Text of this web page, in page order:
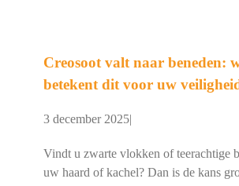
Creosoot valt naar beneden:
betekent dit voor uw
3 december 2025|
Vindt u zwarte vlokken of teerachtige
uw haard of kachel? Dan is de kans